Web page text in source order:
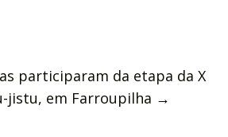
participaram da etapa da X
jistu, em Farroupilha →